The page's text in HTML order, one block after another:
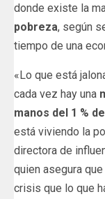
donde existe la
pobreza, según
tiempo de una
«Lo que está
cada vez hay una
manos del 1 %
está viviendo la
directora de
quien asegura
crisis que lo que